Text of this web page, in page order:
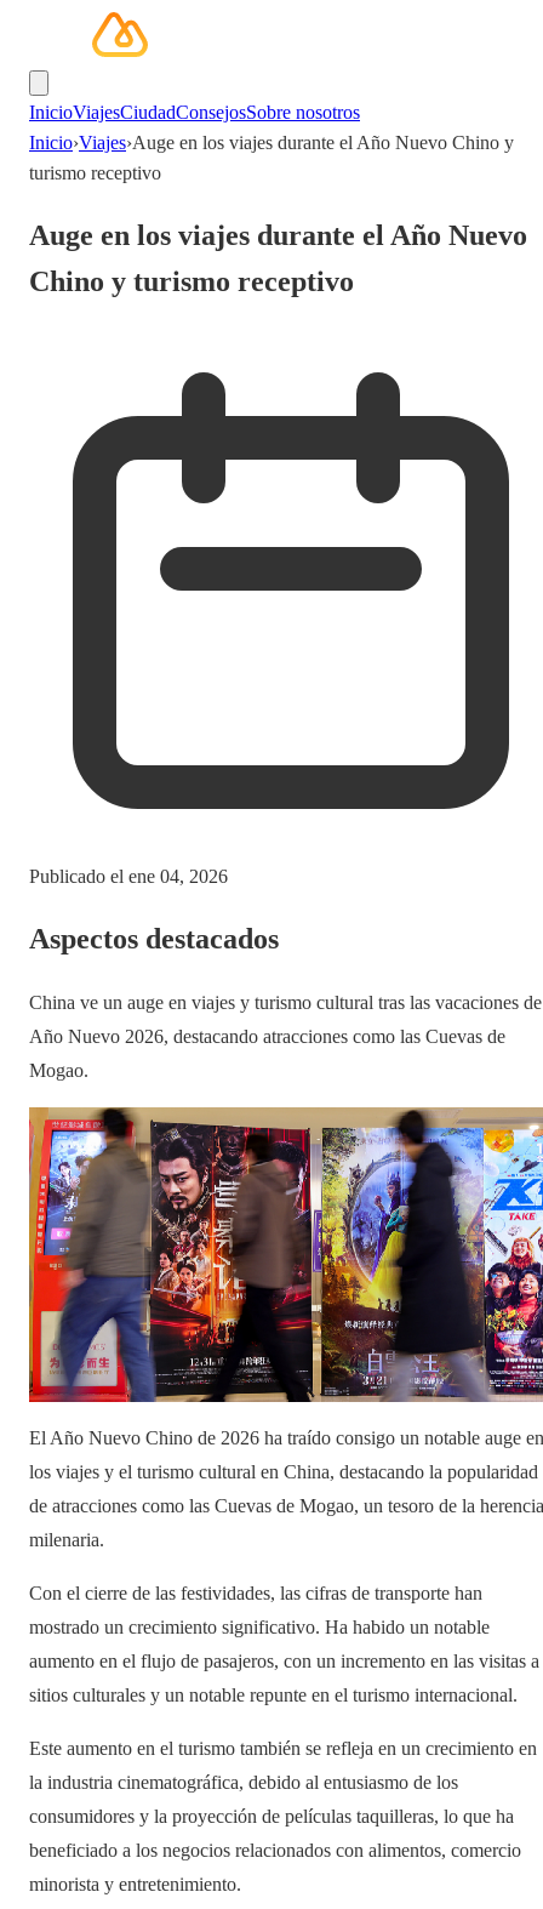
InicioViajesCiudadConsejosSobre nosotros
Inicio›Viajes›Auge en los viajes durante el Año Nuevo Chino y
turismo receptivo
Auge en los viajes durante el Año Nuevo
Chino y turismo receptivo
Publicado el ene 04, 2026
Aspectos destacados
China ve un auge en viajes y turismo cultural tras las vacaciones de
Año Nuevo 2026, destacando atracciones como las Cuevas de
Mogao.
El Año Nuevo Chino de 2026 ha traído consigo un notable auge en
los viajes y el turismo cultural en China, destacando la popularidad
de atracciones como las Cuevas de Mogao, un tesoro de la herencia
milenaria.
Con el cierre de las festividades, las cifras de transporte han
mostrado un crecimiento significativo. Ha habido un notable
aumento en el flujo de pasajeros, con un incremento en las visitas a
sitios culturales y un notable repunte en el turismo internacional.
Este aumento en el turismo también se refleja en un crecimiento en
la industria cinematográfica, debido al entusiasmo de los
consumidores y la proyección de películas taquilleras, lo que ha
beneficiado a los negocios relacionados con alimentos, comercio
minorista y entretenimiento.